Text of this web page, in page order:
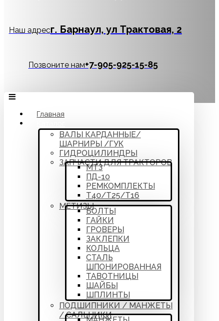
Наш адресг. Барнаул, ул Трактовая, 2
Позвоните нам‪+7-905-925-15-85
Главная
ВАЛЫ КАРДАННЫЕ/
ШАРНИРЫ /ГУК
ГИДРОЦИЛИНДРЫ
ЗАПЧАСТИ ДЛЯ ТРАКТОРОВ
МТЗ
ПД-10
РЕМКОМПЛЕКТЫ
Т40/Т25/Т16
МЕТИЗЫ
БОЛТЫ
ГАЙКИ
ГРОВЕРЫ
ЗАКЛЕПКИ
КОЛЬЦА
СТАЛЬ
ШПОНИРОВАННАЯ
ТАВОТНИЦЫ
ШАЙБЫ
ШПЛИНТЫ
ПОДШИПНИКИ / МАНЖЕТЫ
/ САЛЬНИКИ